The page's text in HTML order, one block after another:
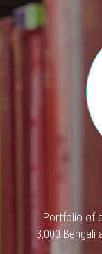
Portfolio of
3,000